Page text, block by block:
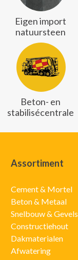
Eigen import
natuursteen
Beton- en
stabilisécentrale
Assortiment
Cement & Mortel
Beton & Metaal
Snelbouw & Gevels
Constructiehout
Dakmaterialen
Afwatering